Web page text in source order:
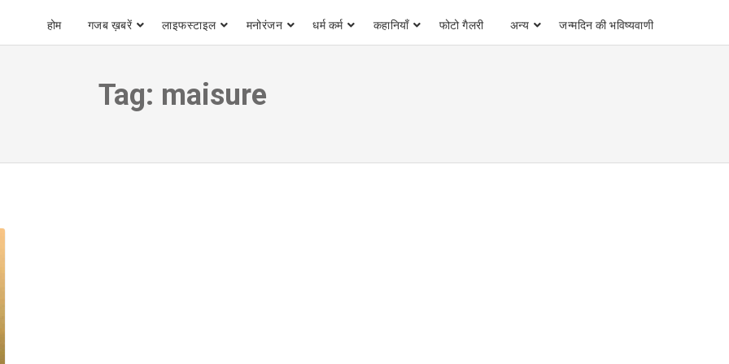
होम गजब ख़बरें लाइफस्टाइल मनोरंजन धर्म कर्म कहानियाँ फोटो गैलरी अन्य जन्मदिन की भविष्यवाणी
Tag: maisure